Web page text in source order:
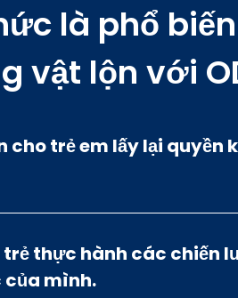
là phổ
vật lộn với
trẻ em lấy lại quyền
thực hành các chiến
của mình.